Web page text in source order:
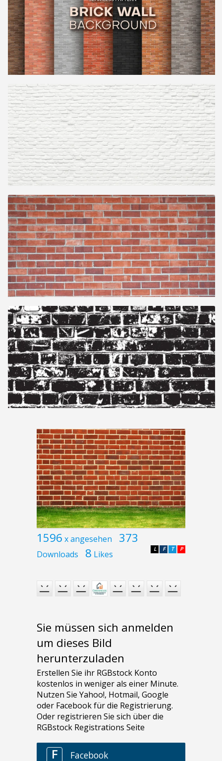
1596 x angesehen 373
Downloads 8 Likes P
T
F
L
Sie müssen sich anmelden
um dieses Bild
herunterzuladen